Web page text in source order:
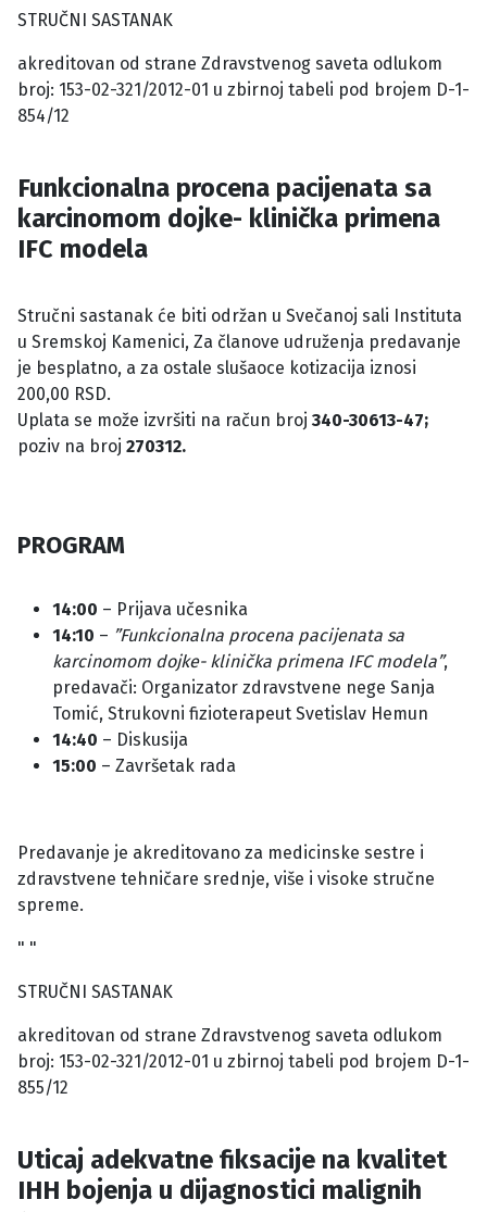
STRUČNI SASTANAK
akreditovan od strane Zdravstvenog saveta odlukom
broj: 153-02-321/2012-01 u zbirnoj tabeli pod brojem D-1-
854/12
Funkcionalna procena pacijenata sa
karcinomom dojke- klinička primena
IFC modela
Stručni sastanak će biti održan u Svečanoj sali Instituta
u Sremskoj Kamenici, Za članove udruženja predavanje
je besplatno, a za ostale slušaoce kotizacija iznosi
200,00 RSD.
Uplata se može izvršiti na račun broj 340-30613-47;
poziv na broj 270312.
PROGRAM
14:00 – Prijava učesnika
14:10 – ”Funkcionalna procena pacijenata sa
karcinomom dojke- klinička primena IFC modela”,
predavači: Organizator zdravstvene nege Sanja
Tomić, Strukovni fizioterapeut Svetislav Hemun
14:40 – Diskusija
15:00 – Završetak rada
Predavanje je akreditovano za medicinske sestre i
zdravstvene tehničare srednje, više i visoke stručne
spreme.
" "
STRUČNI SASTANAK
akreditovan od strane Zdravstvenog saveta odlukom
broj: 153-02-321/2012-01 u zbirnoj tabeli pod brojem D-1-
855/12
Uticaj adekvatne fiksacije na kvalitet
IHH bojenja u dijagnostici malignih